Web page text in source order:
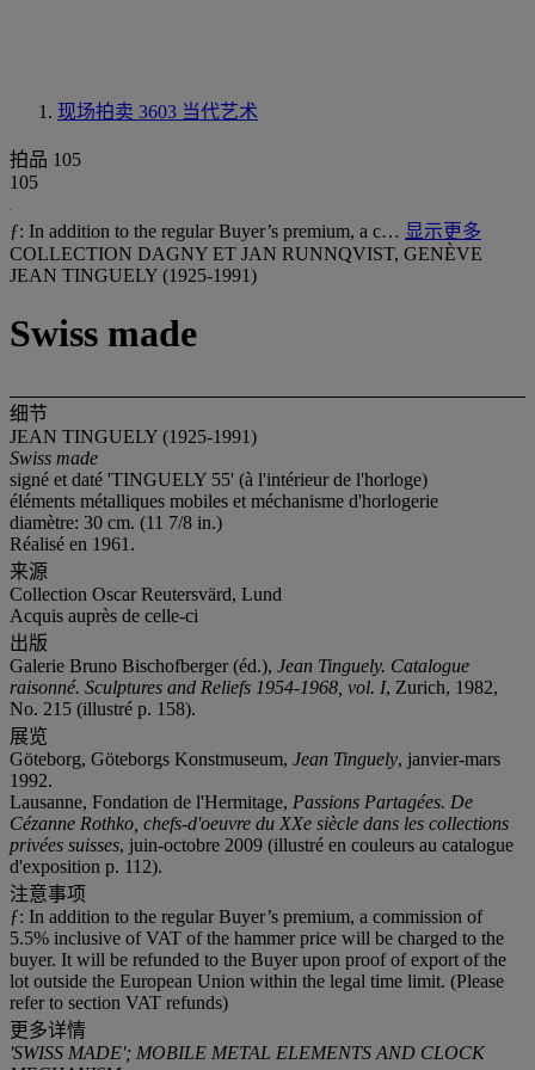
现场拍卖 3603 当代艺术
拍品 105
105
ƒ: In addition to the regular Buyer’s premium, a c… 显示更多
COLLECTION DAGNY ET JAN RUNNQVIST, GENÈVE
JEAN TINGUELY (1925-1991)
Swiss made
细节
JEAN TINGUELY (1925-1991)
Swiss made
signé et daté 'TINGUELY 55' (à l'intérieur de l'horloge)
éléments métalliques mobiles et méchanisme d'horlogerie
diamètre: 30 cm. (11 7/8 in.)
Réalisé en 1961.
来源
Collection Oscar Reutersvärd, Lund
Acquis auprès de celle-ci
出版
Galerie Bruno Bischofberger (éd.), Jean Tinguely. Catalogue
raisonné. Sculptures and Reliefs 1954-1968, vol. I, Zurich, 1982,
No. 215 (illustré p. 158).
展览
Göteborg, Göteborgs Konstmuseum, Jean Tinguely, janvier-mars
1992.
Lausanne, Fondation de l'Hermitage, Passions Partagées. De
Cézanne Rothko, chefs-d'oeuvre du XXe siècle dans les collections
privées suisses, juin-octobre 2009 (illustré en couleurs au catalogue
d'exposition p. 112).
注意事项
ƒ: In addition to the regular Buyer’s premium, a commission of
5.5% inclusive of VAT of the hammer price will be charged to the
buyer. It will be refunded to the Buyer upon proof of export of the
lot outside the European Union within the legal time limit. (Please
refer to section VAT refunds)
更多详情
'SWISS MADE'; MOBILE METAL ELEMENTS AND CLOCK